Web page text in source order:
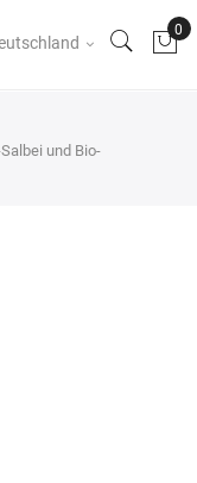
und Bio-